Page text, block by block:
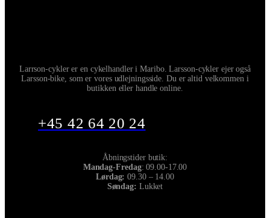
Larrson-cykler er en cykelhandler i Maribo. Larsson-cykler ejer også
Larsson-bike, som er vores udlejningsside. Du er altid velkommen i
butikken eller handle online.
+45 42 64 20 24
Åbningstider butik:
Mandag-Fredag: 09.00-17.00
Lørdag:09.30 – 14.00
Søndag: Lukket